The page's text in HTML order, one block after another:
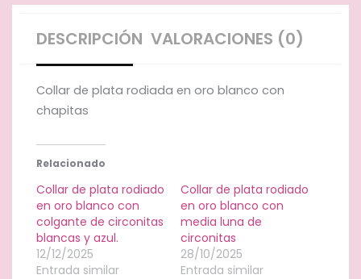
chapitas
cantidad
DESCRIPCIÓN VALORACIONES (0)
Collar de plata rodiada en oro blanco con
chapitas
Relacionado
Collar de plata rodiado
en oro blanco con
colgante de circonitas
blancas y azul.
12/12/2025
Entrada similar
Collar de plata rodiado
en oro blanco con
media luna de
circonitas
28/10/2025
Entrada similar